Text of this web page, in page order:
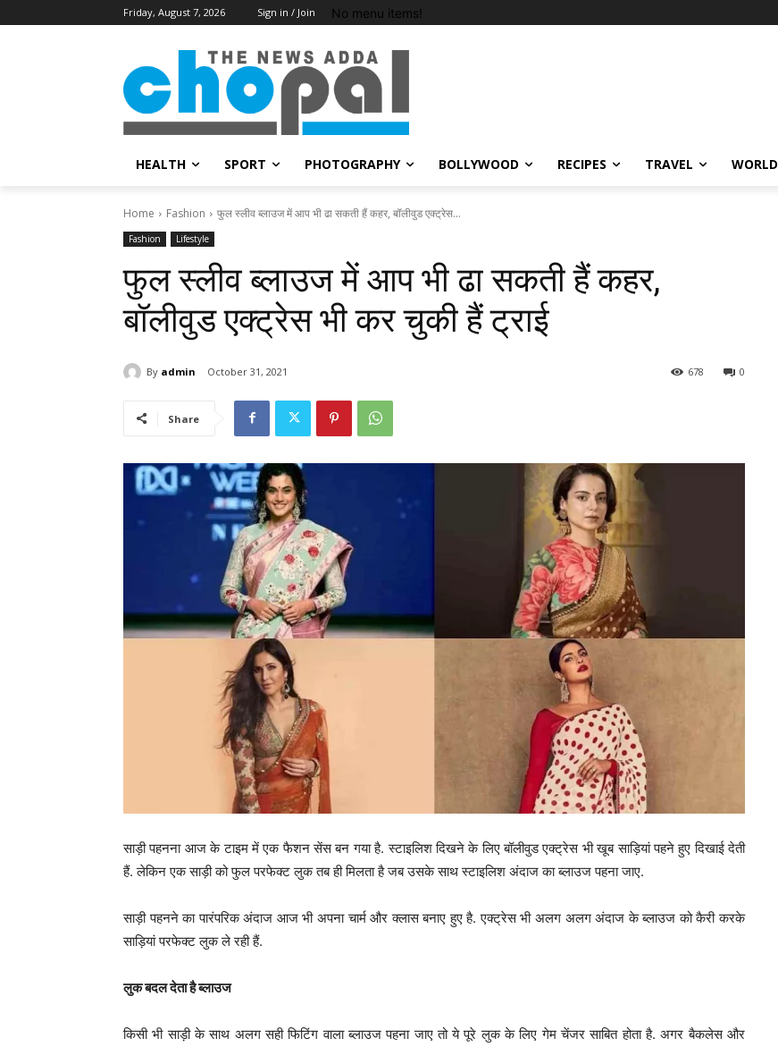
Friday, August 7, 2026 Sign in / Join No menu items!
HEALTH SPORT PHOTOGRAPHY BOLLYWOOD RECIPES TRAVEL WORLD
Home Fashion फुल स्लीव ब्लाउज में आप भी ढा सकती हैं कहर, बॉलीवुड एक्ट्रेस...
Fashion Lifestyle
फुल स्लीव ब्लाउज में आप भी ढा सकती हैं कहर,
बॉलीवुड एक्ट्रेस भी कर चुकी हैं ट्राई
By admin October 31, 2021 0
678
Share
साड़ी पहनना आज के टाइम में एक फैशन सेंस बन गया है. स्टाइलिश दिखने के लिए बॉलीवुड एक्ट्रेस भी खूब साड़ियां पहने हुए दिखाई देती
हैं. लेकिन एक साड़ी को फुल परफेक्ट लुक तब ही मिलता है जब उसके साथ स्टाइलिश अंदाज का ब्लाउज पहना जाए.
साड़ी पहनने का पारंपरिक अंदाज आज भी अपना चार्म और क्लास बनाए हुए है. एक्ट्रेस भी अलग अलग अंदाज के ब्लाउज को कैरी करके
साड़ियां परफेक्ट लुक ले रही हैं.
लुक बदल देता है ब्लाउज
किसी भी साड़ी के साथ अलग सही फिटिंग वाला ब्लाउज पहना जाए तो ये पूरे लुक के लिए गेम चेंजर साबित होता है. अगर बैकलेस और